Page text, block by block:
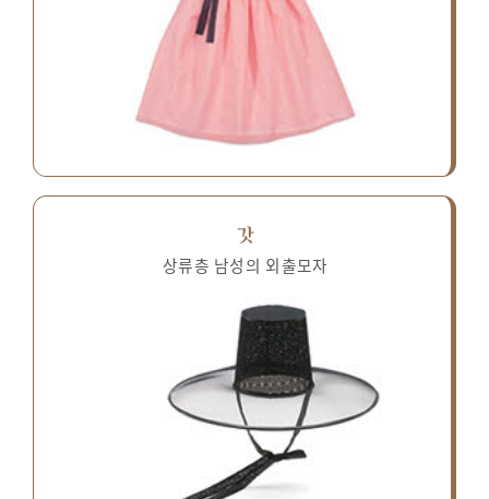
갓
상류층 남성의 외출모자